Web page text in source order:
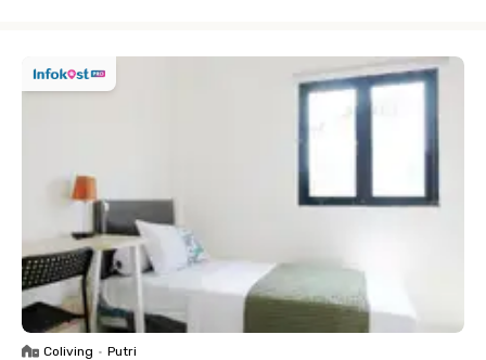
Coliving • Putri